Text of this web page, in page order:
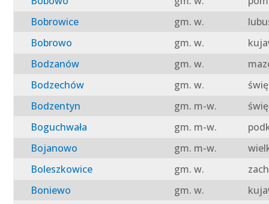
Bobrowice
gm. w.
Bobrowo
gm. w.
Bodzanów
gm. w.
Bodzechów
gm. w.
Bodzentyn
gm. m-w.
Boguchwała
gm. m-w.
Bojanowo
gm. m-w.
Boleszkowice
gm. w.
Boniewo
gm. w.